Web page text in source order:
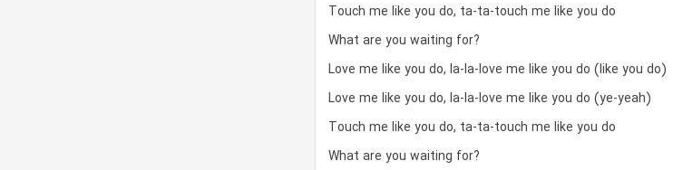
Touch me like you do, ta-ta-touch me like you do
What are you waiting for?
Love me like you do, la-la-love me like you do (like you do)
Love me like you do, la-la-love me like you do (ye-yeah)
Touch me like you do, ta-ta-touch me like you do
What are you waiting for?